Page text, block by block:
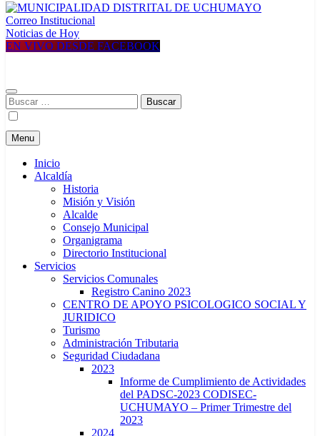
MUNICIPALIDAD DISTRITAL DE UCHUMAYO
Construyendo una nueva Historia
Correo Institucional
Noticias de Hoy
EN VIVO DESDE FACEBOOK
Buscar:
Menu
Inicio
Alcaldía
Historia
Misión y Visión
Alcalde
Consejo Municipal
Organigrama
Directorio Institucional
Servicios
Servicios Comunales
Registro Canino 2023
CENTRO DE APOYO PSICOLOGICO SOCIAL Y
JURIDICO
Turismo
Administración Tributaria
Seguridad Ciudadana
2023
Informe de Cumplimiento de Actividades
del PADSC-2023 CODISEC-
UCHUMAYO – Primer Trimestre del
2023
2024